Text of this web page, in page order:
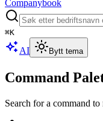
Companybook
⌘K
AI Bytt tema
Command
Search for a command to